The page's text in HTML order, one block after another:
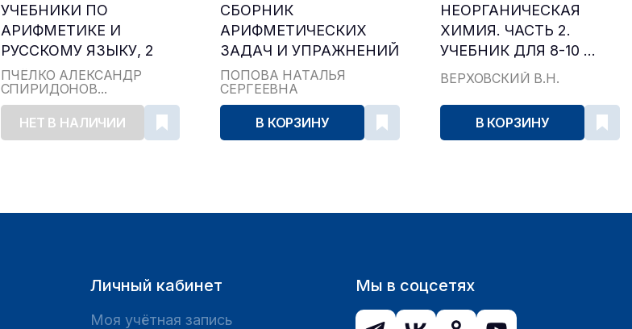
УЧЕБНИКИ ПО
АРИФМЕТИКЕ И
РУССКОМУ ЯЗЫКУ, 2
КЛАСС...
ПЧЁЛКО АЛЕКСАНДР
СПИРИДОНОВ...
НЕТ В НАЛИЧИИ
СБОРНИК
АРИФМЕТИЧЕСКИХ
ЗАДАЧ И УПРАЖНЕНИЙ
ДЛЯ НА...
ПОПОВА НАТАЛЬЯ
СЕРГЕЕВНА
В КОРЗИНУ
НЕОРГАНИЧЕСКАЯ
ХИМИЯ. ЧАСТЬ 2.
УЧЕБНИК ДЛЯ 8-10 ...
ВЕРХОВСКИЙ В.Н.
В КОРЗИНУ
Личный кабинет
Моя учётная запись
Мы в соцсетях